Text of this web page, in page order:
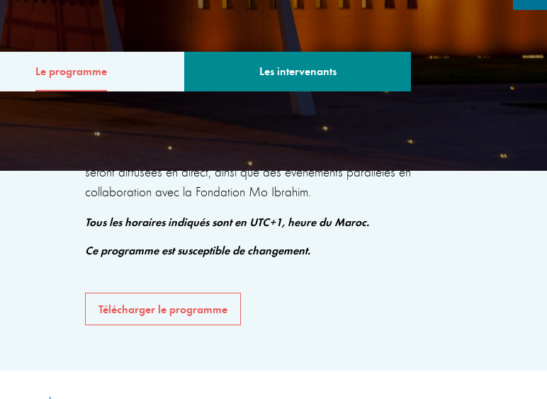
Le programme Les intervenants
Le programme comprendra des sessions avec des experts renommés qui
seront diffusées en direct, ainsi que des événements parallèles en
collaboration avec la Fondation Mo Ibrahim.
Tous les horaires indiqués sont en UTC+1, heure du Maroc.
Ce programme est susceptible de changement.
Télécharger le programme